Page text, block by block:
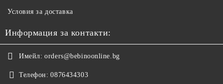
Условия за доставка
Информация за контакти:
Имейл: orders@bebinoonline.bg
Телефон: 0876434303